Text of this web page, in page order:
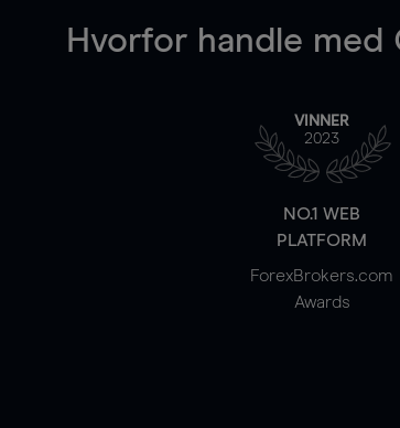
Hvorfor handle med
VINNER
2023
NO.1 WEB
PLATFORM
ForexBrokers.com
Awards